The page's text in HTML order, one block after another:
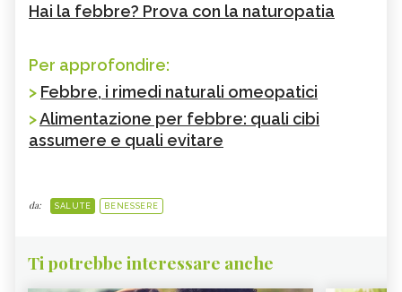
Hai la febbre? Prova con la naturopatia
Per approfondire:
> Febbre, i rimedi naturali omeopatici
>Alimentazione per febbre: quali cibi
assumere e quali evitare
da: SALUTE BENESSERE
Ti potrebbe interessare anche